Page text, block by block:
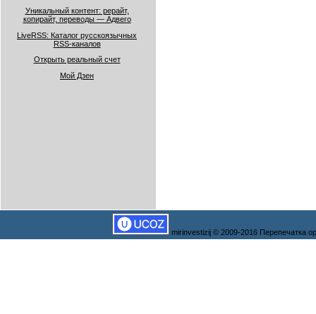
Уникальный контент: рерайт,
копирайт, переводы — Адвего
LiveRSS: Каталог русскоязычных
RSS-каналов
Открыть реальный счет
Мой Дзен
mirinvestizij © 2009-2016 Перепечатка